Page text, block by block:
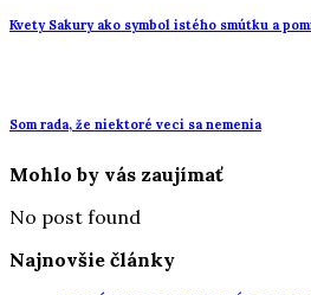
Kvety Sakury ako symbol istého smútku a
Som rada, že niektoré veci sa nemenia
Mohlo by vás zaujímať
No post found
Najnovšie články